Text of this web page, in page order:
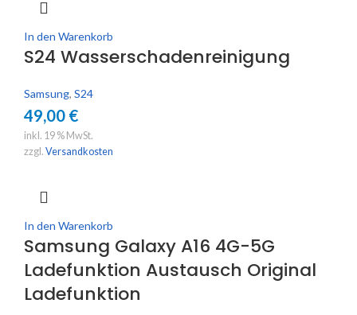
In den Warenkorb
S24 Wasserschadenreinigung
Samsung, S24
49,00 €
inkl. 19 % MwSt.
zzgl. Versandkosten
In den Warenkorb
Samsung Galaxy A16 4G-5G
Ladefunktion Austausch Original
Ladefunktion